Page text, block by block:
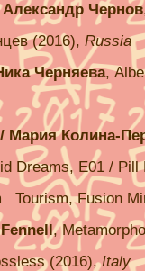
Чернов
(2016), Russia
Черняева,
Мария Колина-
Dreams, E01 / Pill
Tourism, Fusion
,
(2016),Italy